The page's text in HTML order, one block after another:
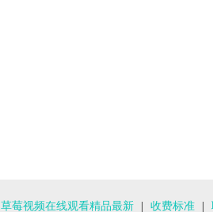
草莓视频在线观看精品最新 收费标准